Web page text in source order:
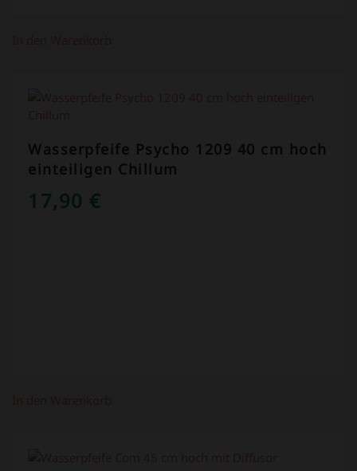
Wasserpfeife Psycho 1209 40 cm hoch
einteiligen Chillum
17,90 €